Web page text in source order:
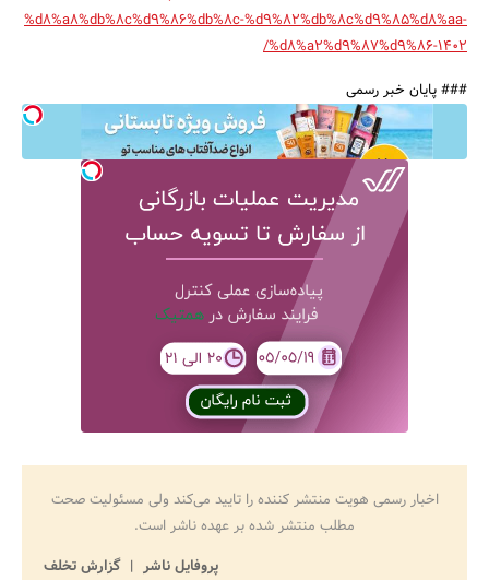
%d8%a8%db%8c%d9%86%db%8c-%d9%82%db%8c%d9%85%d8%aa-
%d8%a2%d9%87%d9%86-1402/
### پایان خبر رسمی
اخبار رسمی هویت منتشر کننده را تایید می‌کند ولی مسئولیت صحت
مطلب منتشر شده بر عهده ناشر است.
پروفایل ناشر
گزارش تخلف